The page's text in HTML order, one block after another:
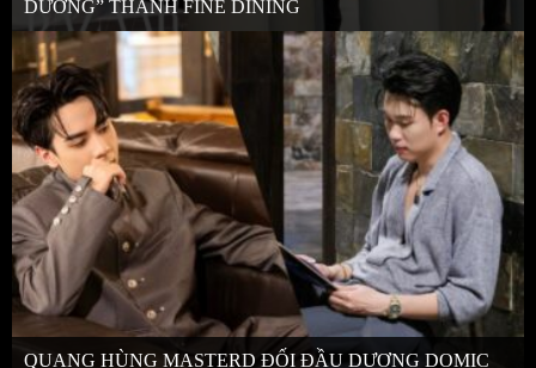
DƯƠNG” THÀNH FINE DINING
QUANG HÙNG MASTERD ĐỐI ĐẦU DƯƠNG DOMIC